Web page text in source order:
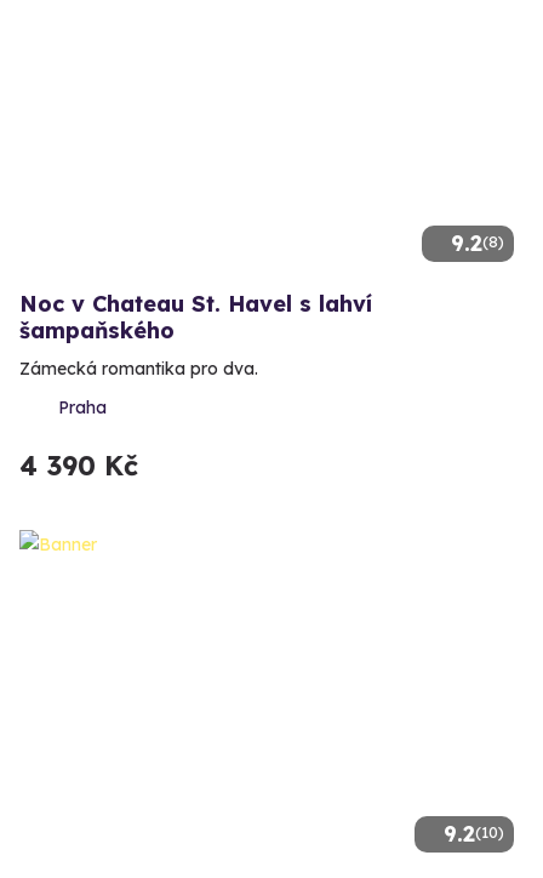
9.2(8)
Noc v Chateau St. Havel s lahví
šampaňského
Zámecká romantika pro dva.
Praha
4 390 Kč
9.2(10)